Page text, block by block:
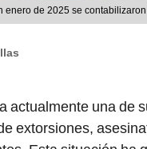
enero de 2025 se
actualmente una de
extorsiones,